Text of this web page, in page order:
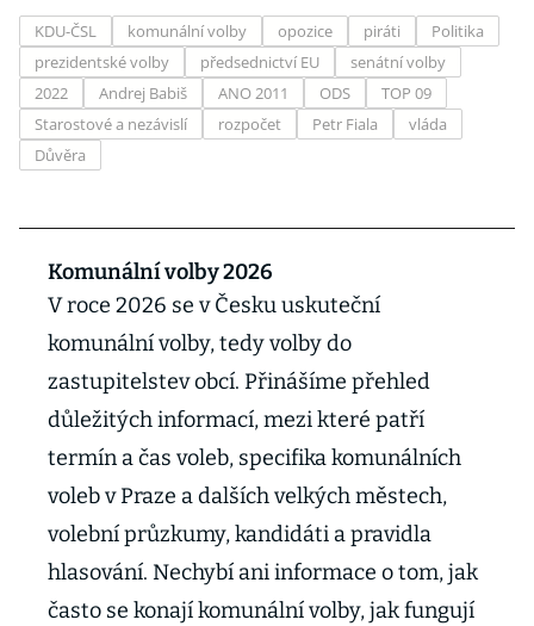
KDU-ČSL komunální volby opozice piráti
Politika
prezidentské volby
předsednictví EU
senátní volby
2022
Andrej Babiš ANO 2011 ODS
TOP 09
Starostové a nezávislí
rozpočet Petr Fiala
vláda
Důvěra
Komunální volby 2026
V roce 2026 se v Česku uskuteční
komunální volby, tedy volby do
zastupitelstev obcí. Přinášíme přehled
důležitých informací, mezi které patří
termín a čas voleb, specifika komunálních
voleb v Praze a dalších velkých městech,
volební průzkumy, kandidáti a pravidla
hlasování. Nechybí ani informace o tom, jak
často se konají komunální volby, jak fungují